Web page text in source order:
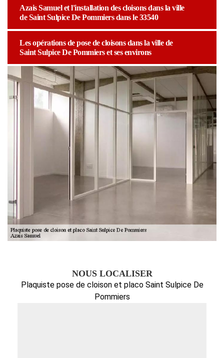
Azais Samuel et l'installation des cloisons dans la ville
de Saint Sulpice De Pommiers dans le 33540
Les opérations de pose de cloisons dans la ville de
Saint Sulpice De Pommiers et ses environs
NOUS LOCALISER
Plaquiste pose de cloison et placo Saint Sulpice De
Pommiers